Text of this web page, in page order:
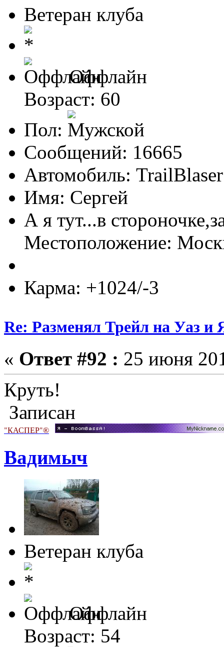
Ветеран клуба
Оффлайн
Возраст: 60
Пол:
Сообщений: 16665
Автомобиль:
Имя: Сергей
А я тут...в
Местоположение:
Карма: +1024/-3
Re: Разменял Трейл на Уаз и
« Ответ #92 : 25 июня
Круть!
Записан
"КАСПЕР"®
Вадимыч
Ветеран клуба
Оффлайн
Возраст: 54